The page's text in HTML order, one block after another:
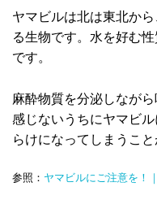
ヤマビルは北は東北か
る生物です。水を好む
です。
麻酔物質を分泌しなが
感じないうちにヤマビ
らけになってしまうこと
参照： ヤマビルにご注意を！